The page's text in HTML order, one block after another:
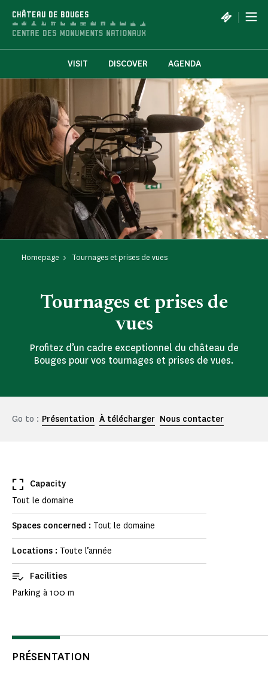
CHÂTEAU DE BOUGES |
VISIT DISCOVER AGENDA
Homepage Tournages et prises de vues
Tournages et prises de
vues
Profitez d’un cadre exceptionnel du château de
Bouges pour vos tournages et prises de vues.
Go to : Présentation À télécharger Nous contacter
Capacity
Tout le domaine
Spaces concerned : Tout le domaine
Locations : Toute l’année
Facilities
Parking à 100 m
PRÉSENTATION